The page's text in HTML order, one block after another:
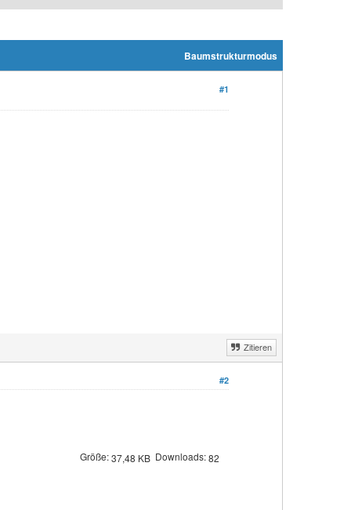
Baumstrukturmodus
#1
Zitieren
#2
Größe:37,48 KBDownloads:82